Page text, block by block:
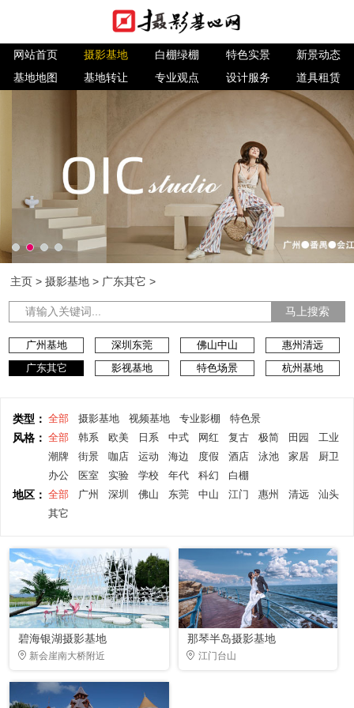
网站首页 摄影基地 白棚绿棚 特色实景
新景动态
基地地图
基地转让 专业观点 设计服务 道具租赁
主页 >摄影基地 > 广东其它 >
马上搜索
广州基地 深圳东莞 佛山中山
惠州清远
广东其它
影视基地 特色场景 杭州基地
类型： 全部 摄影基地 视频基地 专业影棚 特色景
风格： 全部 韩系 欧美 日系 中式 网红 复古 极简 田园
工业
潮牌
街景 咖店 运动 海边 度假 酒店 泳池 家居
厨卫
办公
医室 实验 学校 年代 科幻 白棚
地区： 全部 广州 深圳 佛山 东莞 中山 江门 惠州 清远
汕头
其它
碧海银湖摄影基地
新会崖南大桥附近
那琴半岛摄影基地
江门台山